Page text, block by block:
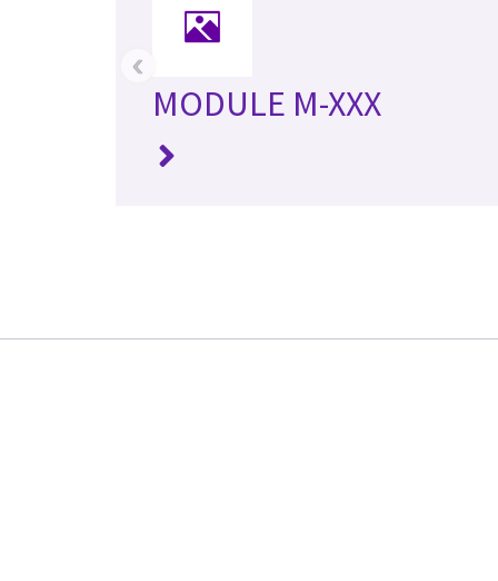
MODULE M-XXX
‹